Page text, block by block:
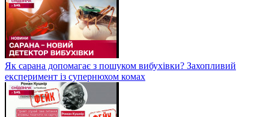
Як сарана допомагає з пошуком вибухівки? Захопливий
експеримент із супернюхом комах